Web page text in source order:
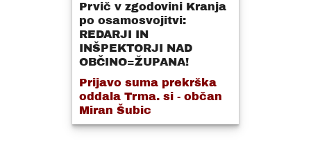
Prvič v zgodovini Kranja
po osamosvojitvi:
REDARJI IN
INŠPEKTORJI NAD
OBČINO=ŽUPANA!
Prijavo suma prekrška
oddala Trma. si - občan
Miran Šubic